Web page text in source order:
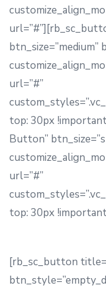
url=”#”
top: 30px
Button”
url=”#”
top: 30px
[rb_sc_button